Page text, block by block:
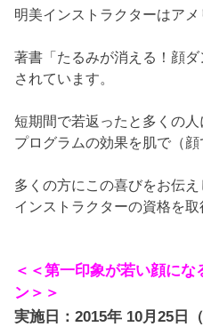
明美インストラクターはアメ
著書「たるみが消える！顔
されています。
短期間で若返ったと多くの
プログラムの効果を肌で（顔
多くの方にこの喜びをお伝
インストラクターの資格を取
＜＜第一印象が若い顔にな
ン ＞＞
実施日：2015年 10月25日（